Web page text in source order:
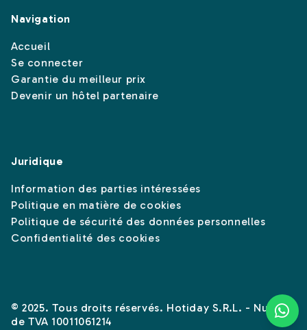
Navigation
Accueil
Se connecter
Garantie du meilleur prix
Devenir un hôtel partenaire
Juridique
Information des parties intéressées
Politique en matière de cookies
Politique de sécurité des données personnelles
Confidentialité des cookies
© 2025. Tous droits réservés. Hotiday S.R.L. - Numéro
de TVA 10011061214